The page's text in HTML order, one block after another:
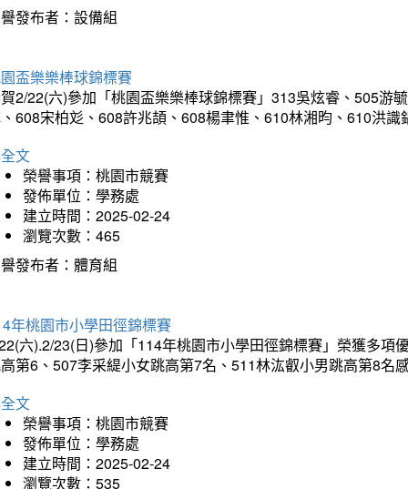
發布者：設備組
盃樂樂棒球錦標賽
2/22(六)參加「桃園盃樂樂棒球錦標賽」313吳炫睿、505游
608宋柏彣、608許兆頡、608楊聿惟、610林湘昀、610洪
文
榮譽事項：桃園市競賽
發佈單位：學務處
建立時間：2025-02-24
瀏覽次數：465
發布者：體育組
年桃園市小學田徑錦標賽
六).2/23(日)參加「114年桃園市小學田徑錦標賽」榮獲多
第6、507李采緹小女跳高第7名、511林汯叡小男跳高第8名
文
榮譽事項：桃園市競賽
發佈單位：學務處
建立時間：2025-02-24
瀏覽次數：535